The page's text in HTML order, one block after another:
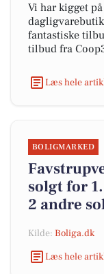
Vi har kigget
fantastiske
tilbud fra
Læs hele
BOLIGMARKED
solgt for
2 andre
Kilde: Boliga.dk
Læs hele